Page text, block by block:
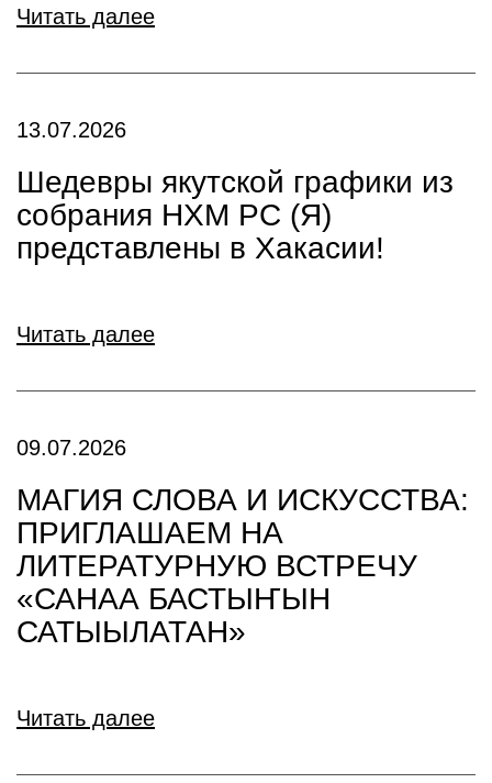
Читать далее
13.07.2026
Шедевры якутской графики из
собрания НХМ РС (Я)
представлены в Хакасии!
Читать далее
09.07.2026
МАГИЯ СЛОВА И ИСКУССТВА:
ПРИГЛАШАЕМ НА
ЛИТЕРАТУРНУЮ ВСТРЕЧУ
«САНАА БАСТЫҤЫН
САТЫЫЛАТАН»
Читать далее